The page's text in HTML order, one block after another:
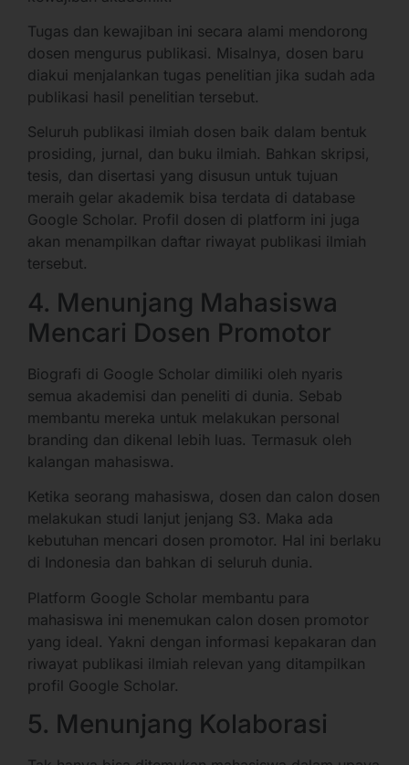
Tugas dan kewajiban ini secara alami mendorong
dosen mengurus publikasi. Misalnya, dosen baru
diakui menjalankan tugas penelitian jika sudah ada
publikasi hasil penelitian tersebut.
Seluruh publikasi ilmiah dosen baik dalam bentuk
prosiding, jurnal, dan buku ilmiah. Bahkan skripsi,
tesis, dan disertasi yang disusun untuk tujuan
meraih gelar akademik bisa terdata di database
Google Scholar. Profil dosen di platform ini juga
akan menampilkan daftar riwayat publikasi ilmiah
tersebut.
4. Menunjang Mahasiswa
Mencari Dosen Promotor
Biografi di Google Scholar dimiliki oleh nyaris
semua akademisi dan peneliti di dunia. Sebab
membantu mereka untuk melakukan personal
branding dan dikenal lebih luas. Termasuk oleh
kalangan mahasiswa.
Ketika seorang mahasiswa, dosen dan calon dosen
melakukan studi lanjut jenjang S3. Maka ada
kebutuhan mencari dosen promotor. Hal ini berlaku
di Indonesia dan bahkan di seluruh dunia.
Platform Google Scholar membantu para
mahasiswa ini menemukan calon dosen promotor
yang ideal. Yakni dengan informasi kepakaran dan
riwayat publikasi ilmiah relevan yang ditampilkan
profil Google Scholar.
5. Menunjang Kolaborasi